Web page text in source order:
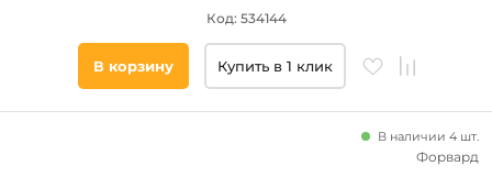
Код: 534144
В корзину Купить в 1 клик
В наличии 4 шт.
Форвард